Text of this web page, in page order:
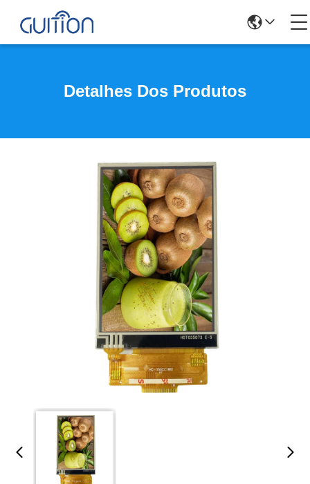
Detalhes Dos Produtos